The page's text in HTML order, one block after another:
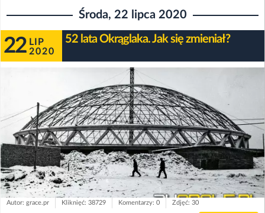
Środa, 22 lipca 2020
22 LIP
2020
52 lata Okrąglaka. Jak się zmieniał?
Autor: grace.pr Kliknięć: 38729 Komentarzy: 0 Zdjęć: 30